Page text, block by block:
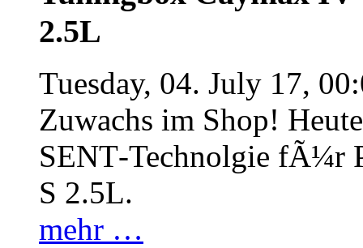
2.5L
Tuesday, 04. July 17,
Zuwachs im Shop!
SENT‐Technolgie fÃ¼r
S 2.5L.
mehr …